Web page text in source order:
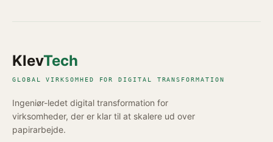
KlevTech
GLOBAL VIRKSOMHED FOR DIGITAL TRANSFORMATION
Ingeniør-ledet digital transformation for
virksomheder, der er klar til at skalere ud over
papirarbejde.